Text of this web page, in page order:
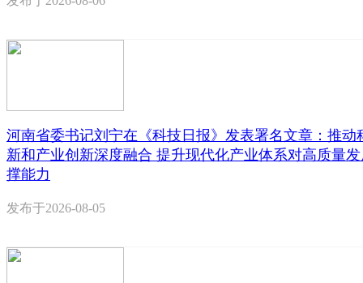
河南省委书记刘宁在《科技日报》发表署名文章：推动
新和产业创新深度融合 提升现代化产业体系对高质量
撑能力
发布于2026-08-05